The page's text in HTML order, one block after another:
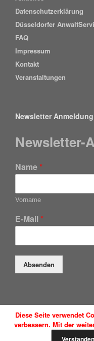
Datenschutzerklärung
Düsseldorfer
FAQ
Impressum
Kontakt
Veranstaltungen
Newsletter Anmeldung
Newsletter-
Name *
Vorname
E-Mail *
Absenden
Ein
Diese Seite verwendet
verbessern. Mit der
Verstanden